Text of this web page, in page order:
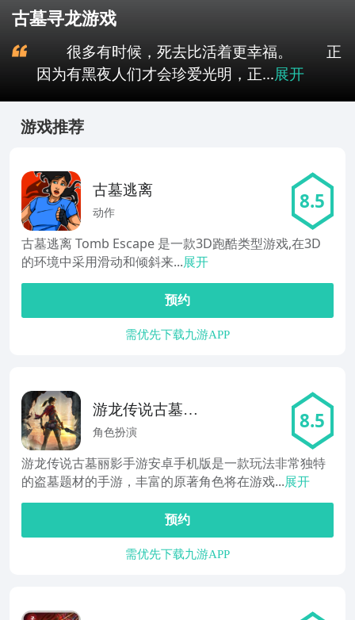
古墓寻龙游戏
很多有时候，死去比活着更幸福。 正
因为有黑夜人们才会珍爱光明，正...展开
游戏推荐
古墓逃离
动作 8.5
古墓逃离 Tomb Escape 是一款3D跑酷类型游戏,在3D
的环境中采用滑动和倾斜来...展开
预约
需优先下载九游APP
游龙传说古墓丽
影
角色扮演 8.5
游龙传说古墓丽影手游安卓手机版是一款玩法非常独特
的盗墓题材的手游，丰富的原著角色将在游戏...展开
预约
需优先下载九游APP